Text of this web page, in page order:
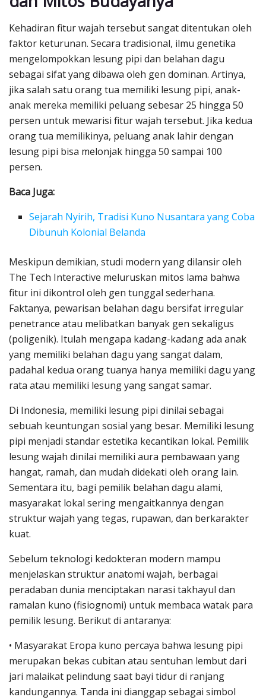
Kehadiran fitur wajah tersebut sangat ditentukan oleh
faktor keturunan. Secara tradisional, ilmu genetika
mengelompokkan lesung pipi dan belahan dagu
sebagai sifat yang dibawa oleh gen dominan. Artinya,
jika salah satu orang tua memiliki lesung pipi, anak-
anak mereka memiliki peluang sebesar 25 hingga 50
persen untuk mewarisi fitur wajah tersebut. Jika kedua
orang tua memilikinya, peluang anak lahir dengan
lesung pipi bisa melonjak hingga 50 sampai 100
persen.
Baca Juga:
Sejarah Nyirih, Tradisi Kuno Nusantara yang Coba
Dibunuh Kolonial Belanda
Meskipun demikian, studi modern yang dilansir oleh
The Tech Interactive meluruskan mitos lama bahwa
fitur ini dikontrol oleh gen tunggal sederhana.
Faktanya, pewarisan belahan dagu bersifat irregular
penetrance atau melibatkan banyak gen sekaligus
(poligenik). Itulah mengapa kadang-kadang ada anak
yang memiliki belahan dagu yang sangat dalam,
padahal kedua orang tuanya hanya memiliki dagu yang
rata atau memiliki lesung yang sangat samar.
Di Indonesia, memiliki lesung pipi dinilai sebagai
sebuah keuntungan sosial yang besar. Memiliki lesung
pipi menjadi standar estetika kecantikan lokal. Pemilik
lesung wajah dinilai memiliki aura pembawaan yang
hangat, ramah, dan mudah didekati oleh orang lain.
Sementara itu, bagi pemilik belahan dagu alami,
masyarakat lokal sering mengaitkannya dengan
struktur wajah yang tegas, rupawan, dan berkarakter
kuat.
Sebelum teknologi kedokteran modern mampu
menjelaskan struktur anatomi wajah, berbagai
peradaban dunia menciptakan narasi takhayul dan
ramalan kuno (fisiognomi) untuk membaca watak para
pemilik lesung. Berikut di antaranya:
• Masyarakat Eropa kuno percaya bahwa lesung pipi
merupakan bekas cubitan atau sentuhan lembut dari
jari malaikat pelindung saat bayi tidur di ranjang
kandungannya. Tanda ini dianggap sebagai simbol